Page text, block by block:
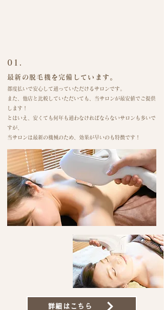
​01.​​
最新の脱毛機を完備しています。
都度払いで安心して通っていただけるサロンです。
また、他店と比較していただいても、当サロンが最安値でご提供
します！
とはいえ、安くても何年も通わなければならない​サロンも多いで
すが、
当サロンは最新の機械のため、効果が早いのも特徴です！
詳細はこちら